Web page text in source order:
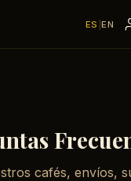
ES |EN
cafés, envíos,